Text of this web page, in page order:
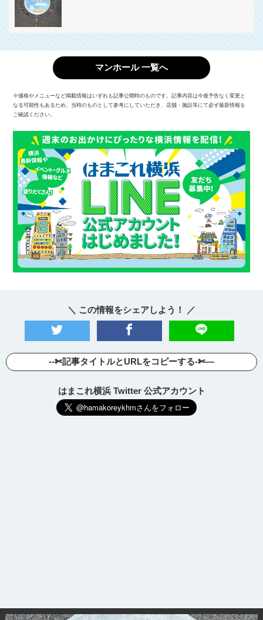
マンホール 一覧へ
※価格やメニューなど掲載情報はいずれも記事公開時のものです。記事内容は今後予告なく変更と
なる可能性もあるため、当時のものとして参考にしていただき、店舗・施設等にて必ず最新情報を
ご確認ください。
＼ この情報をシェアしよう！ ／
--✄記事タイトルとURLをコピーする-✄—
はまこれ横浜 Twitter 公式アカウント